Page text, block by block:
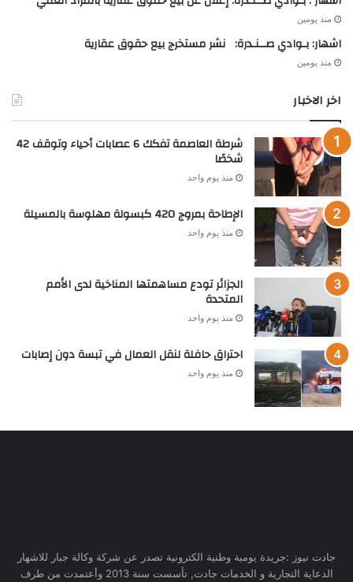
منذ يومين
اشهار: بـوادي صــنـدرة: نشر مستخرج بيع حقوق عقارية
منذ يومين
اخر الاخبار
شرطة العاصمة تفكك 6 عصابات أحياء وتوقف 42
شخصًا
منذ يوم واحد
الإطاحة بمروج 420 كبسولة مهلوسة بالمسيلة
منذ يوم واحد
الجزائر تودع مساهمتها المناخية لدى الأمم
المتحدة
منذ يوم واحد
احتراق حافلة لنقل العمال في تبسة دون إصابات
منذ يوم واحد
جادت نيوز :جريدة يومية وطنية الكترونية تصدر عن شركة وكالة جبار للاشهار
الدعاية التجارية و الخدمات جادت, تأسست سنة 2013 وأعتمدت من طرف